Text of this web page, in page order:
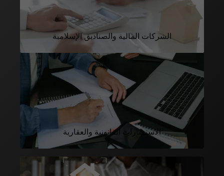
الشركات المالية والصناديق الإسلامية
الاستشارات القانونية والعقارية